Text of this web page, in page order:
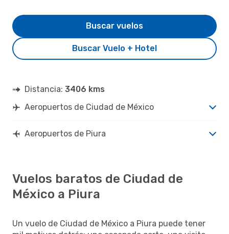
Buscar Vuelo + Hotel
Buscar vuelos
Distancia: 3406 kms
Aeropuertos de Ciudad de México
Aeropuertos de Piura
Vuelos baratos de Ciudad de
México a Piura
Un vuelo de Ciudad de México a Piura puede tener